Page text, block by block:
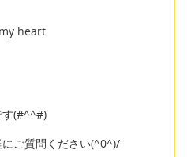
heart
す(#^^#)
ご質問ください(^0^)/